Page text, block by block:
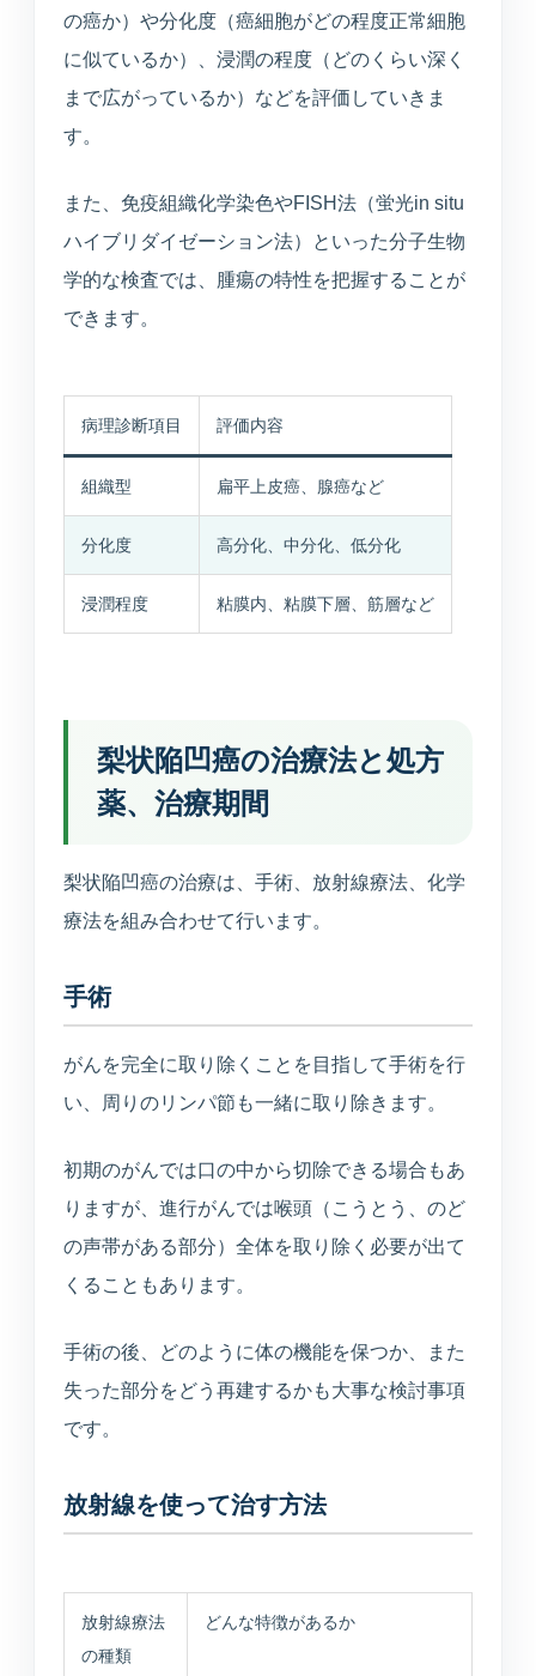
の癌か）や分化度（癌細胞がどの程度正常細胞
に似ているか）、浸潤の程度（どのくらい深く
まで広がっているか）などを評価していきま
す。
また、免疫組織化学染色やFISH法（蛍光in situ
ハイブリダイゼーション法）といった分子生物
学的な検査では、腫瘍の特性を把握することが
できます。
病理診断項目 評価内容
組織型 扁平上皮癌、腺癌など
分化度 高分化、中分化、低分化
浸潤程度 粘膜内、粘膜下層、筋層など
梨状陥凹癌の治療法と処方
薬、治療期間
梨状陥凹癌の治療は、手術、放射線療法、化学
療法を組み合わせて行います。
手術
がんを完全に取り除くことを目指して手術を行
い、周りのリンパ節も一緒に取り除きます。
初期のがんでは口の中から切除できる場合もあ
りますが、進行がんでは喉頭（こうとう、のど
の声帯がある部分）全体を取り除く必要が出て
くることもあります。
手術の後、どのように体の機能を保つか、また
失った部分をどう再建するかも大事な検討事項
です。
放射線を使って治す方法
放射線療法
の種類
どんな特徴があるか